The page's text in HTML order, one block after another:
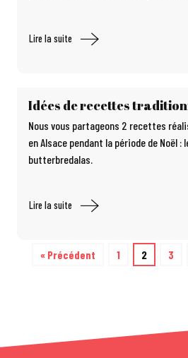
Lire la suite
Idées de recettes
Nous vous partageons 2 recettes
en Alsace pendant la période de Noël :
butterbredalas.
Lire la suite
« Précédent 1 2 3